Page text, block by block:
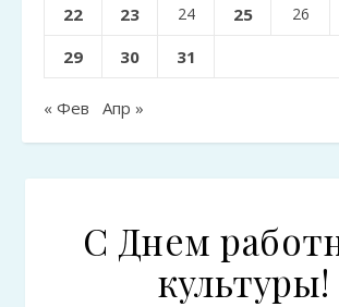
22 23 24 25 26
29 30 31
« Фев Апр »
С Днем
культуры!